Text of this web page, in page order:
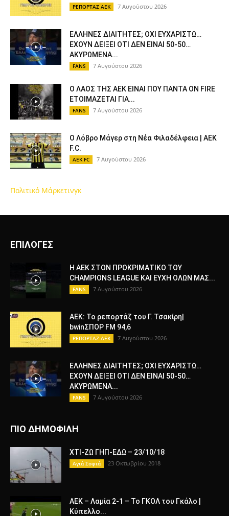
ΡΕΠΟΡΤΑΖ ΑΕΚ 7 Αυγούστου 2026
ΕΛΛΗΝΕΣ ΔΙΑΙΤΗΤΕΣ; ΟΧΙ ΕΥΧΑΡΙΣΤΩ…
ΕΧΟΥΝ ΔΕΙΞΕΙ ΟΤΙ ΔΕΝ ΕΙΝΑΙ 50-50…
ΑΚΥΡΩΜΕΝΑ...
FANS 7 Αυγούστου 2026
Ο ΛΑΟΣ ΤΗΣ ΑΕΚ ΕΙΝΑΙ ΠΟΥ ΠΑΝΤΑ ON FIRE
ΕΤΟΙΜΑΖΕΤΑΙ ΓΙΑ...
FANS 7 Αυγούστου 2026
Ο Λόβρο Μάγερ στη Νέα Φιλαδέλφεια | AEK
F.C.
AEK FC 7 Αυγούστου 2026
Πολιτικό Μάρκετινγκ
ΕΠΙΛΟΓΕΣ
Η ΑΕΚ ΣΤΟΝ ΠΡΟΚΡΙΜΑΤΙΚΟ ΤΟΥ
CHAMPIONS LEAGUE ΚΑΙ ΕΥΧΗ ΟΛΩΝ ΜΑΣ...
FANS 7 Αυγούστου 2026
ΑΕΚ: Το ρεπορτάζ του Γ. Τσακίρη|
bwinΣΠΟΡ FM 94,6
ΡΕΠΟΡΤΑΖ ΑΕΚ 7 Αυγούστου 2026
ΕΛΛΗΝΕΣ ΔΙΑΙΤΗΤΕΣ; ΟΧΙ ΕΥΧΑΡΙΣΤΩ…
ΕΧΟΥΝ ΔΕΙΞΕΙ ΟΤΙ ΔΕΝ ΕΙΝΑΙ 50-50…
ΑΚΥΡΩΜΕΝΑ...
FANS 7 Αυγούστου 2026
ΠΙΟ ΔΗΜΟΦΙΛΗ
ΧΤΙ-ΖΩ ΓΗΠ-ΕΔΩ – 23/10/18
Αγιά Σοφιά 23 Οκτωβρίου 2018
ΑΕΚ – Λαμία 2-1 – Το ΓΚΟΛ του Γκάλο |
Κύπελλο...